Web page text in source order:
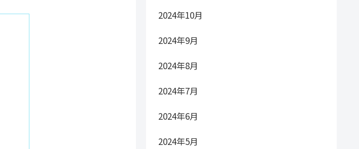
2024年10月
2024年9月
2024年8月
2024年7月
2024年6月
2024年5月